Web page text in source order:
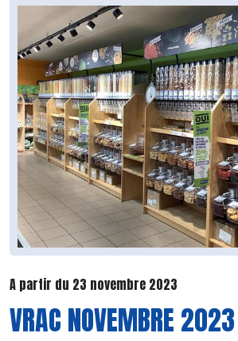
A partir du 23 novembre 2023
VRAC NOVEMBRE 2023